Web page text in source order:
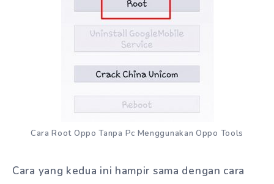
Cara Root Oppo Tanpa Pc Menggunakan Oppo Tools
Cara yang kedua ini hampir sama dengan cara